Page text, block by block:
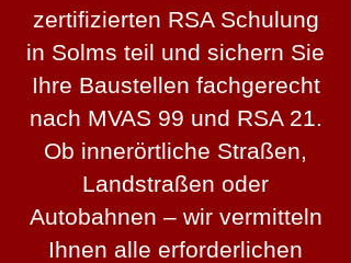
zertifizierten RSA Schulung
in Solms teil und sichern Sie
Ihre Baustellen fachgerecht
nach MVAS 99 und RSA 21.
Ob innerörtliche Straßen,
Landstraßen oder
Autobahnen – wir vermitteln
Ihnen alle erforderlichen